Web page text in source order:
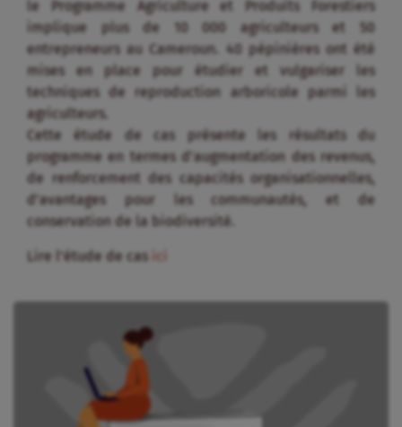
le Programme Agriculture et Produits Forestiers
implique plus de 10 000 agriculteurs et 50
entrepreneurs au Cameroun. 40 pépinières ont été
mises en place pour étudier et vulgariser les
techniques de reproduction arboricole parmi les
agriculteurs.
Cette étude de cas présente les résultats du
programme en termes d’augmentation des revenus,
de renforcement des capacités organisationnelles,
d’avantages pour les communautés, et de
conservation de la biodiversité.
Lire l’étude de cas ici